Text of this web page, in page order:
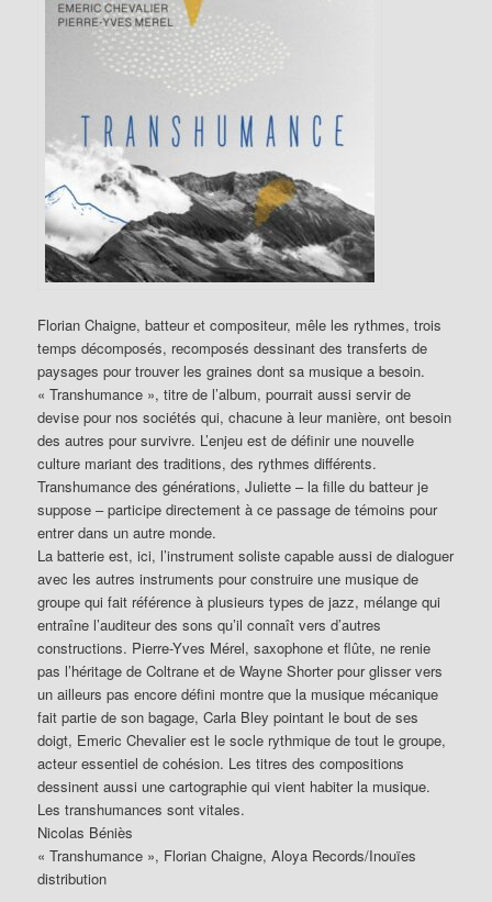
Florian Chaigne, batteur et compositeur, mêle les rythmes, trois
temps décomposés, recomposés dessinant des transferts de
paysages pour trouver les graines dont sa musique a besoin.
« Transhumance », titre de l’album, pourrait aussi servir de
devise pour nos sociétés qui, chacune à leur manière, ont besoin
des autres pour survivre. L’enjeu est de définir une nouvelle
culture mariant des traditions, des rythmes différents.
Transhumance des générations, Juliette – la fille du batteur je
suppose – participe directement à ce passage de témoins pour
entrer dans un autre monde.
La batterie est, ici, l’instrument soliste capable aussi de dialoguer
avec les autres instruments pour construire une musique de
groupe qui fait référence à plusieurs types de jazz, mélange qui
entraîne l’auditeur des sons qu’il connaît vers d’autres
constructions. Pierre-Yves Mérel, saxophone et flûte, ne renie
pas l’héritage de Coltrane et de Wayne Shorter pour glisser vers
un ailleurs pas encore défini montre que la musique mécanique
fait partie de son bagage, Carla Bley pointant le bout de ses
doigt, Emeric Chevalier est le socle rythmique de tout le groupe,
acteur essentiel de cohésion. Les titres des compositions
dessinent aussi une cartographie qui vient habiter la musique.
Les transhumances sont vitales.
Nicolas Béniès
« Transhumance », Florian Chaigne, Aloya Records/Inouïes
distribution